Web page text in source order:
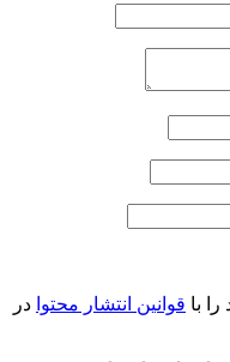
با قوانین انتشار محتوا در